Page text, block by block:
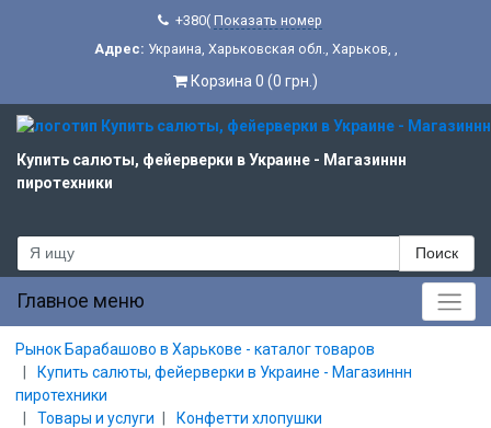
+380( Показать номер
Адрес: Украина, Харьковская обл., Харьков, ,
Корзина 0 (0 грн.)
Купить салюты, фейерверки в Украине - Магазиннн
пиротехники
Поиск
Главное меню
Рынок Барабашово в Харькове - каталог товаров
Купить салюты, фейерверки в Украине - Магазиннн
пиротехники
Товары и услуги
Конфетти хлопушки